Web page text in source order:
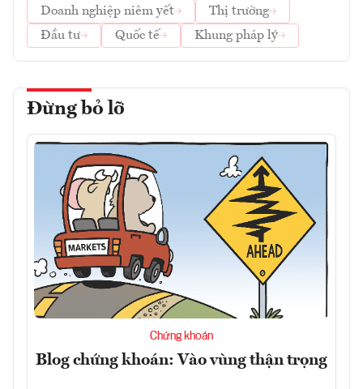
Doanh nghiệp niêm yết
Thị trường
Đầu tư
Quốc tế Khung pháp lý
Đừng bỏ lỡ
Chứng khoán
Blog chứng khoán: Vào vùng thận trọng